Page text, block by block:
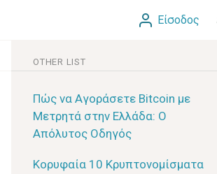
Είσοδος
OTHER LIST
Πώς να Αγοράσετε Bitcoin με
Μετρητά στην Ελλάδα: Ο
Απόλυτος Οδηγός
Κορυφαία 10 Κρυπτονομίσματα